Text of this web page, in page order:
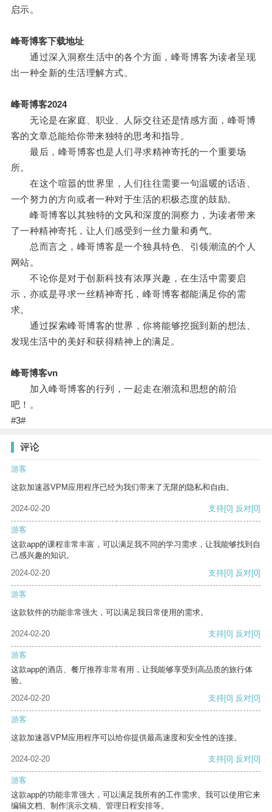
启示。
峰哥博客下载地址
通过深入洞察生活中的各个方面，峰哥博客为读者呈现
出一种全新的生活理解方式。
峰哥博客2024
无论是在家庭、职业、人际交往还是情感方面，峰哥博
客的文章总能给你带来独特的思考和指导。
最后，峰哥博客也是人们寻求精神寄托的一个重要场
所。
在这个喧嚣的世界里，人们往往需要一句温暖的话语、
一个努力的方向或者一种对于生活的积极态度的鼓励。
峰哥博客以其独特的文风和深度的洞察力，为读者带来
了一种精神寄托，让人们感受到一丝力量和勇气。
总而言之，峰哥博客是一个独具特色、引领潮流的个人
网站。
不论你是对于创新科技有浓厚兴趣，在生活中需要启
示，亦或是寻求一丝精神寄托，峰哥博客都能满足你的需
求。
通过探索峰哥博客的世界，你将能够挖掘到新的想法、
发现生活中的美好和获得精神上的满足。
峰哥博客vn
加入峰哥博客的行列，一起走在潮流和思想的前沿
吧！。
#3#
评论
游客
这款加速器VPM应用程序已经为我们带来了无限的隐私和自由。
2024-02-20 支持[0] 反对[0]
游客
这款app的课程非常丰富，可以满足我不同的学习需求，让我能够找到自
己感兴趣的知识。
2024-02-20
支持[0] 反对[0]
游客
这款软件的功能非常强大，可以满足我日常使用的需求。
2024-02-20 支持[0] 反对[0]
游客
这款app的酒店、餐厅推荐非常有用，让我能够享受到高品质的旅行体
验。
2024-02-20
支持[0] 反对[0]
游客
这款加速器VPM应用程序可以给你提供最高速度和安全性的连接。
2024-02-20 支持[0] 反对[0]
游客
这款app的功能非常强大，可以满足我所有的工作需求。我可以使用它来
编辑文档、制作演示文稿、管理日程安排等。